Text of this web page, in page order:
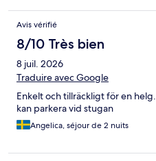
Avis vérifié
8/10 Très bien
8 juil. 2026
Traduire avec Google
Enkelt och tillräckligt för en
kan parkera vid stugan
Angelica, séjour de 2 nuits